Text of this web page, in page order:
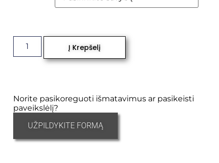
Į Krepšelį
Norite pasikoreguoti išmatavimus ar pasikeisti
paveikslėlį?
UŽPILDYKITE FORMĄ